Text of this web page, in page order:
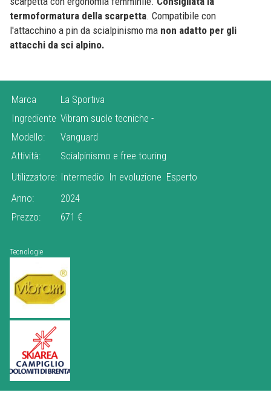
termoformatura della scarpetta. Compatibile con
l'attacchino a pin da scialpinismo ma non adatto per gli
attacchi da sci alpino.
Marca
La Sportiva
Ingrediente Vibram suole tecniche -
Modello:
Vanguard
Attività:
Scialpinismo e free touring
Utilizzatore: Intermedio In evoluzione Esperto
Anno:
2024
Prezzo:
671 €
Tecnologie